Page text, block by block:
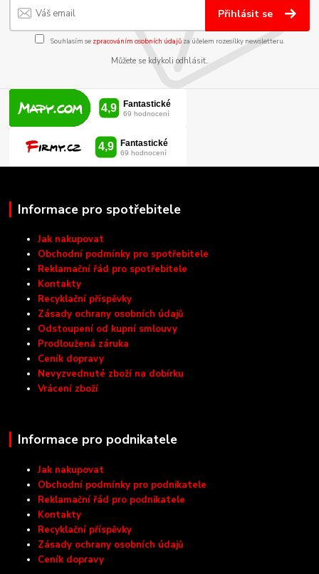
Přihlásit se
Souhlasím se zpracováním osobních údajůza účelem rozesílky newsletteru.
Můžete se kdykoli odhlásit.
Informace pro spotřebitele
Jak nakupovat
Obchodní podmínky pro spotřebitele
Reklamační řád pro spotřebitele
Kontakty
Recyklační příspěvky
Zásady ochrany osobních údajů
Odstoupení od kupní smlouvy
Prodloužená záruka
Ceník dopravy
Nevyzvednuté zboží na dobírku
Vrácení zboží
Informace pro podnikatele
Jak nakupovat
Obchodní podmínky pro podnikatele
Reklamační řád pro podnikatele
Kontakty
Recyklační příspěvky
Zásady ochrany osobních údajů
Ceník dopravy